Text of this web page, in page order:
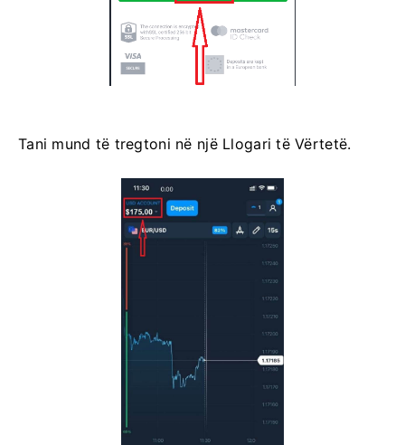
Tani mund të tregtoni në një Llogari të Vërtetë.